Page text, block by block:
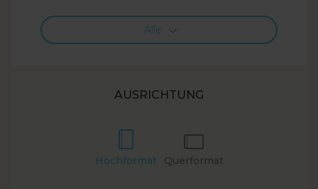
Alle
AUSRICHTUNG
Hochformat Querformat